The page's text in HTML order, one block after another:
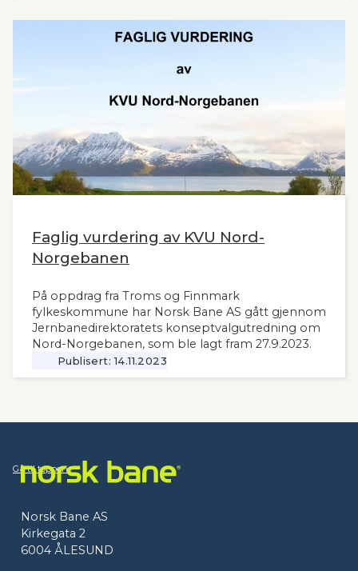
Faglig vurdering av KVU Nord-
Norgebanen
På oppdrag fra Troms og Finnmark
fylkeskommune har Norsk Bane AS gått gjennom
Jernbanedirektoratets konseptvalgutredning om
Nord-Norgebanen, som ble lagt fram 27.9.2023.
Publisert: 14.11.2023
Gå til toppen
Norsk Bane AS
Kirkegata 2
6004 ÅLESUND